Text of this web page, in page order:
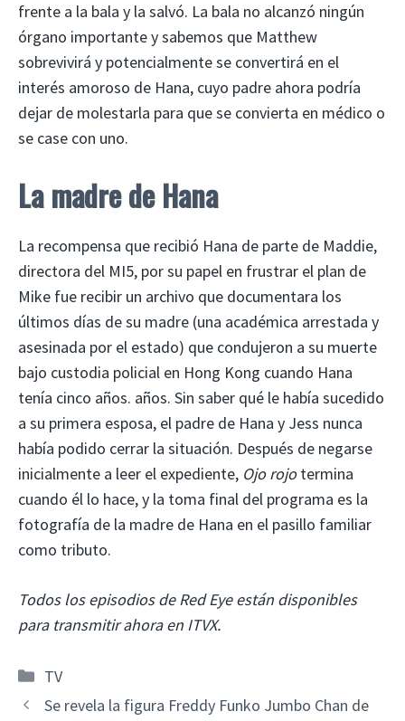
frente a la bala y la salvó. La bala no alcanzó ningún
órgano importante y sabemos que Matthew
sobrevivirá y potencialmente se convertirá en el
interés amoroso de Hana, cuyo padre ahora podría
dejar de molestarla para que se convierta en médico o
se case con uno.
La madre de Hana
La recompensa que recibió Hana de parte de Maddie,
directora del MI5, por su papel en frustrar el plan de
Mike fue recibir un archivo que documentara los
últimos días de su madre (una académica arrestada y
asesinada por el estado) que condujeron a su muerte
bajo custodia policial en Hong Kong cuando Hana
tenía cinco años. años. Sin saber qué le había sucedido
a su primera esposa, el padre de Hana y Jess nunca
había podido cerrar la situación. Después de negarse
inicialmente a leer el expediente, Ojo rojotermina
cuando él lo hace, y la toma final del programa es la
fotografía de la madre de Hana en el pasillo familiar
como tributo.
Todos los episodios de Red Eye están disponibles
para transmitir ahora en ITVX.
Categorías
TV
Se revela la figura Freddy Funko Jumbo Chan de